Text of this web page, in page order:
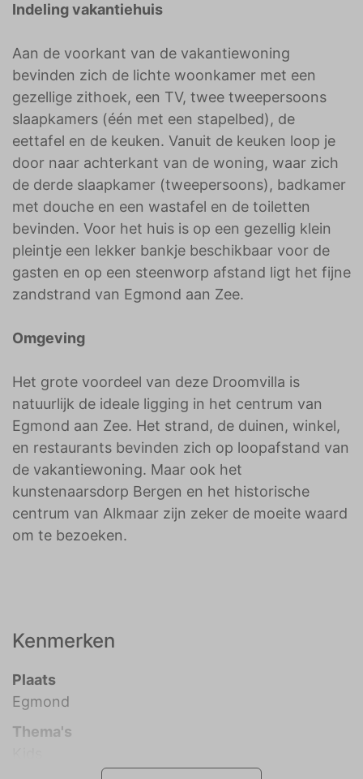
Indeling vakantiehuis
Aan de voorkant van de vakantiewoning
bevinden zich de lichte woonkamer met een
gezellige zithoek, een TV, twee tweepersoons
slaapkamers (één met een stapelbed), de
eettafel en de keuken. Vanuit de keuken loop je
door naar achterkant van de woning, waar zich
de derde slaapkamer (tweepersoons), badkamer
met douche en een wastafel en de toiletten
bevinden. Voor het huis is op een gezellig klein
pleintje een lekker bankje beschikbaar voor de
gasten en op een steenworp afstand ligt het fijne
zandstrand van Egmond aan Zee.
Omgeving
Het grote voordeel van deze Droomvilla is
natuurlijk de ideale ligging in het centrum van
Egmond aan Zee. Het strand, de duinen, winkel,
en restaurants bevinden zich op loopafstand van
de vakantiewoning. Maar ook het
kunstenaarsdorp Bergen en het historische
centrum van Alkmaar zijn zeker de moeite waard
om te bezoeken.
Kenmerken
Plaats
Egmond
Thema's